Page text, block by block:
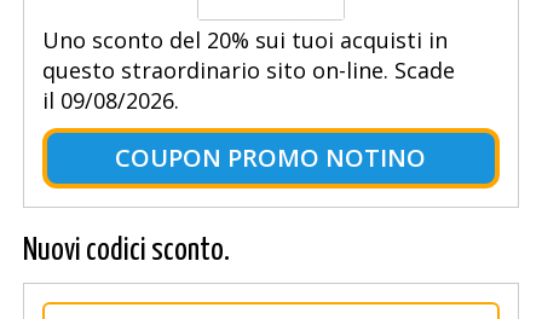
Uno sconto del 20% sui tuoi acquisti in
questo straordinario sito on-line. Scade
il 09/08/2026.
COUPON PROMO NOTINO
Nuovi codici sconto.